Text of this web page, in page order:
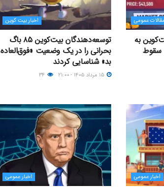
مقالات عمومی
به
حال سقوط
اخبار بیت کوین
توسعه‌دهندگان بیت‌کوین ۸۵ باگ
بحرانی را در یک وضعیت «فوق‌العاده
بد» شناسایی کردند
اخبار عمومی اخبار عمومی